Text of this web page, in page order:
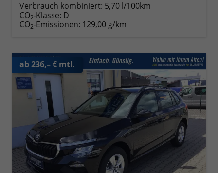
Verbrauch kombiniert: 5,70 l/100km
CO2-Klasse: D
CO2-Emissionen: 129,00 g/km
ab 236,– € mtl.